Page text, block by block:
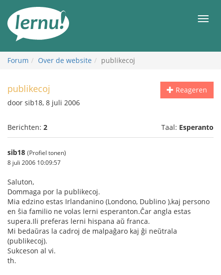
inhoud
Forum Over de website publikecoj
Reageren
publikecoj
door sib18, 8 juli 2006
Berichten: 2 Taal: Esperanto
sib18 (Profiel tonen)
8 juli 2006 10:09:57
Saluton,
Dommaga por la publikecoj.
Mia edzino estas Irlandanino (Londono, Dublino ),kaj persono
en ŝia familio ne volas lerni esperanton.Ĉar angla estas
supera.Ili preferas lerni hispana aŭ franca.
Mi bedaŭras la cadroj de malpaĝaro kaj ĝi neŭtrala
(publikecoj).
Sukceson al vi.
th.